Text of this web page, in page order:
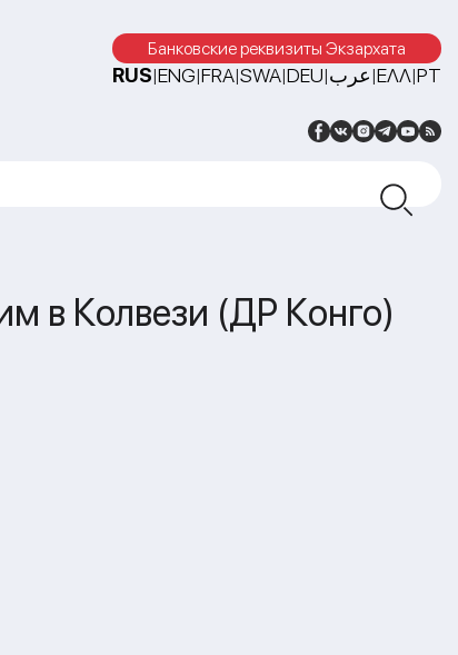
Банковские реквизиты Экзархата
RUS|ENG|FRA|SWA|DEU|عرب|ΕΛΛ|PT
в Колвези (ДР Конго)